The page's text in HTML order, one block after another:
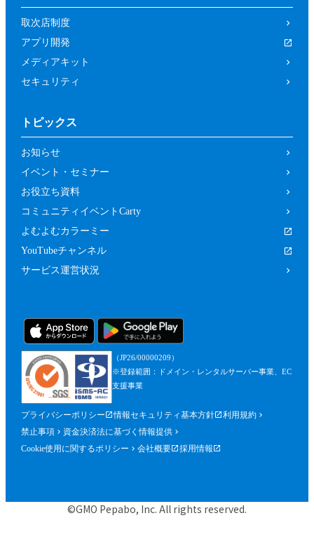
取次店制度
アプリ開発
メディアキット
セキュリティ
トピックス
お知らせ
イベント・セミナー
お役立ち資料
コミュニティイベントCarty
よむよむカラーミー
YouTubeチャンネル
サービス運営状況
（JP26/00000209）
※登録範囲：ドメイン・レンタルサーバー事業、EC
支援事業
プライバシーポリシー 情報セキュリティ基本方針
利用規約
禁止事項
資金決済法に基づく情報提供
Cookie使用に関するポリシー
会社概要 採用情報
©GMO Pepabo, Inc. All rights reserved.